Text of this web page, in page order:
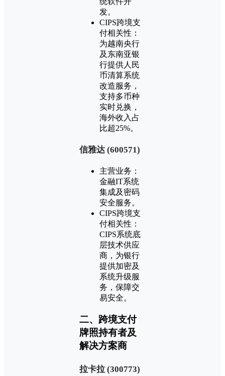
发。
CIPS跨境支
付相关性：
为越南央行
及东南亚银
行提供人民
币清算系统
改造服务，
支持多币种
实时兑换，
海外收入占
比超25%。
‌信雅达 (600571)‌
主营业务：
金融IT系统
集成及密码
安全服务。
CIPS跨境支
付相关性：
CIPS系统底
层技术供应
商，为银行
提供加密及
系统升级服
务，保障交
易安全。
二、跨境支付
牌照持有者及
解决方案商
‌拉卡拉 (300773)‌